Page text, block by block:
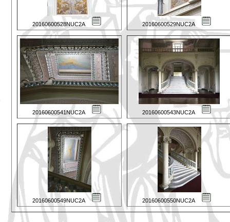
20160600528NUC2A 20160600529NUC2A
20160600541NUC2A 20160600543NUC2A
20160600549NUC2A 20160600550NUC2A